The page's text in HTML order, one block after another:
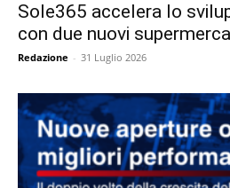
Sole365 accelera lo
con due nuovi
Redazione - 31 Luglio 2026